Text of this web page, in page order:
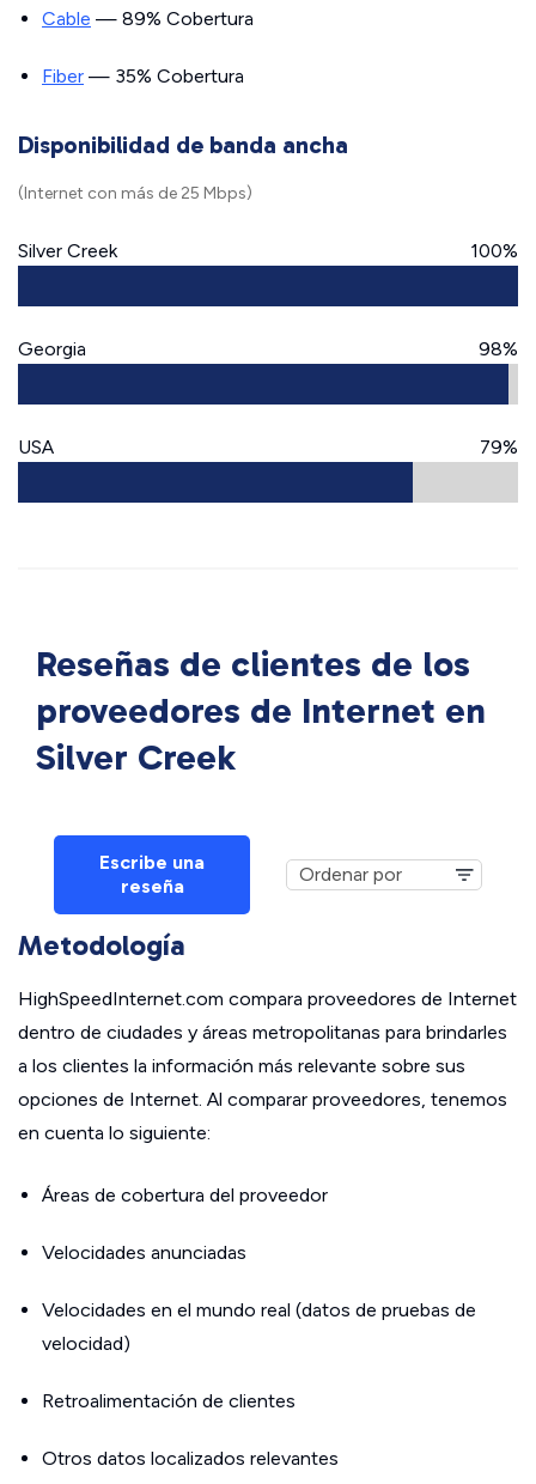
Cable — 89% Cobertura
Fiber — 35% Cobertura
Disponibilidad de banda ancha
(Internet con más de 25 Mbps)
Silver Creek 100%
Georgia 98%
USA 79%
Reseñas de clientes de los
proveedores de Internet en
Silver Creek
Escribe una
reseña
Metodología
HighSpeedInternet.com compara proveedores de Internet
dentro de ciudades y áreas metropolitanas para brindarles
a los clientes la información más relevante sobre sus
opciones de Internet. Al comparar proveedores, tenemos
en cuenta lo siguiente:
Áreas de cobertura del proveedor
Velocidades anunciadas
Velocidades en el mundo real (datos de pruebas de
velocidad)
Retroalimentación de clientes
Otros datos localizados relevantes